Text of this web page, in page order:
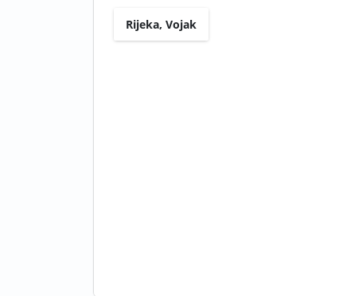
Rijeka, Vojak